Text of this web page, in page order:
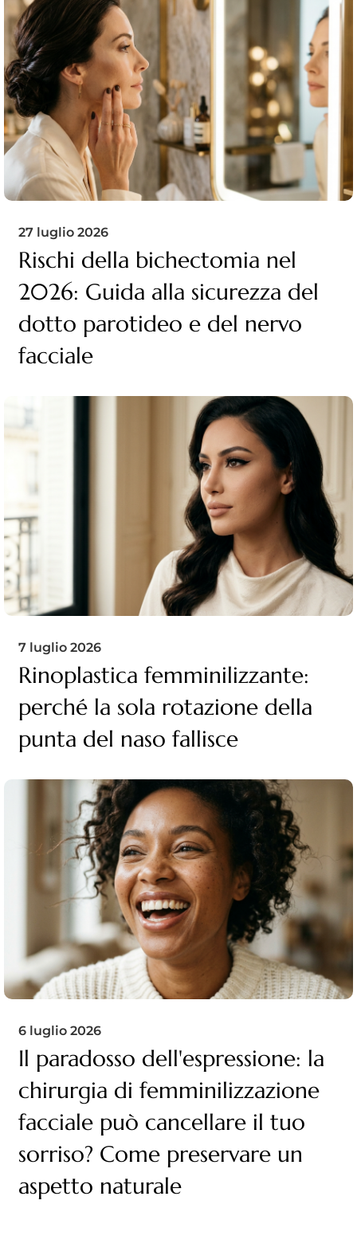
27 luglio 2026
Rischi della bichectomia nel
2026: Guida alla sicurezza del
dotto parotideo e del nervo
facciale
7 luglio 2026
Rinoplastica femminilizzante:
perché la sola rotazione della
punta del naso fallisce
6 luglio 2026
Il paradosso dell'espressione: la
chirurgia di femminilizzazione
facciale può cancellare il tuo
sorriso? Come preservare un
aspetto naturale